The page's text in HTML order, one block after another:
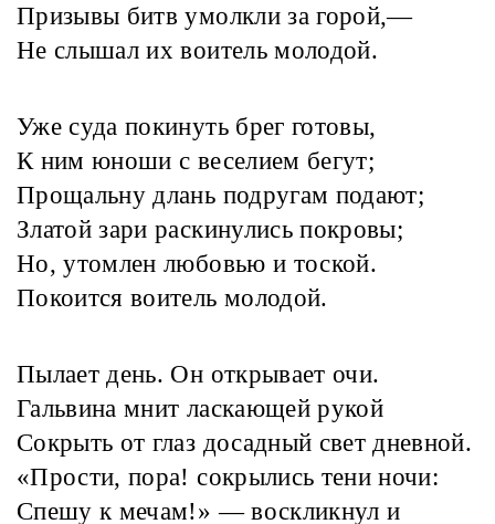
Призывы битв умолкли за горой,—
Не слышал их воитель молодой.
Уже суда покинуть брег готовы,
К ним юноши с веселием бегут;
Прощальну длань подругам подают;
Златой зари раскинулись покровы;
Но, утомлен любовью и тоской.
Покоится воитель молодой.
Пылает день. Он открывает очи.
Гальвина мнит ласкающей рукой
Сокрыть от глаз досадный свет дневной.
«Прости, пора! сокрылись тени ночи:
Спешу к мечам!» — воскликнул и